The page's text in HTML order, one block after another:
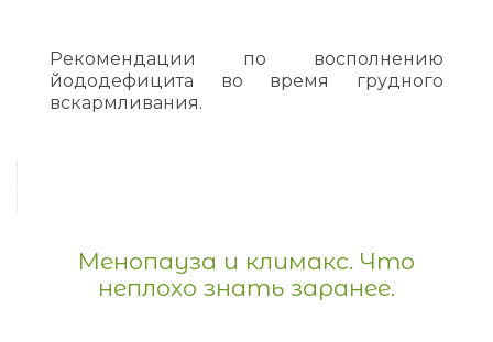
Рекомендации по восполнению
йододефицита во время грудного
вскармливания.
Менопауза и климакс. Что
неплохо знать заранее.